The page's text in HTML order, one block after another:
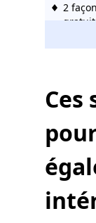
2
sans
Ces